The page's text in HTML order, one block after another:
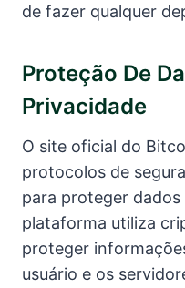
de fazer qualquer
Proteção De
Privacidade
O site oficial do
protocolos de
para proteger dados
plataforma utiliza
proteger
usuário e os